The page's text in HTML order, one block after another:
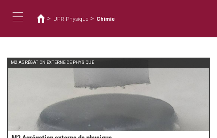
contenu
navigation
êtes
ici
> UFR Physique > Chimie
M2 AGRÉGATION EXTERNE DE PHYSIQUE